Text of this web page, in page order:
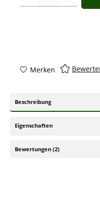
Merken
Beschreibung
Eigenschaften
Bewertungen (2)